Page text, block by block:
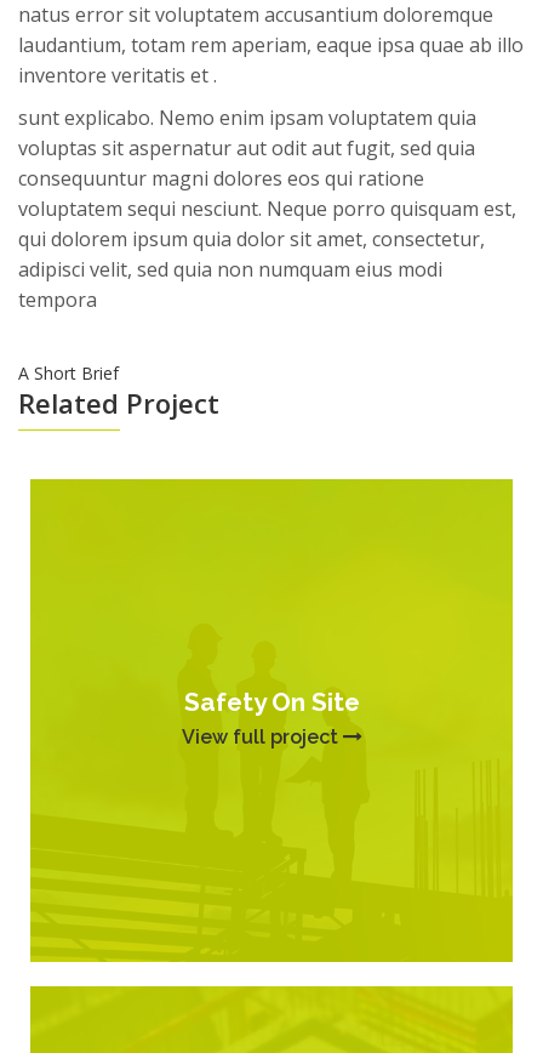
natus error sit voluptatem accusantium doloremque
laudantium, totam rem aperiam, eaque ipsa quae ab illo
inventore veritatis et .
sunt explicabo. Nemo enim ipsam voluptatem quia
voluptas sit aspernatur aut odit aut fugit, sed quia
consequuntur magni dolores eos qui ratione
voluptatem sequi nesciunt. Neque porro quisquam est,
qui dolorem ipsum quia dolor sit amet, consectetur,
adipisci velit, sed quia non numquam eius modi
tempora
A Short Brief
Related Project
Safety On Site
View full project